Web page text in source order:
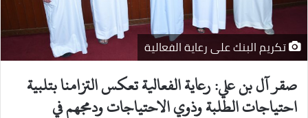
تكريم البنك على رعاية الفعالية
صقر آل بن علي: رعاية الفعالية تعكس التزامنا بتلبية
احتياجات الطلبة وذوي الاحتياجات ودمجهم في